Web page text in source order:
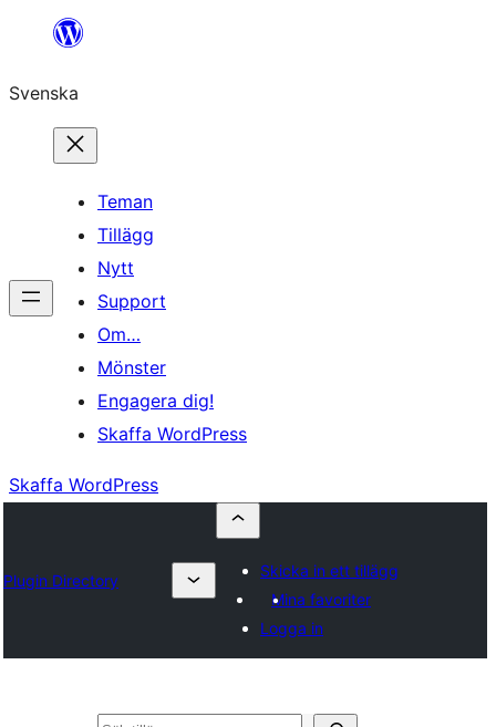
Hoppa
innehåll
Svenska
Teman
Tillägg
Nytt
Support
Om…
Mönster
Engagera dig!
Skaffa WordPress
Skaffa WordPress
Plugin Directory
Skicka in ett tillägg
Mina favoriter
Logga in